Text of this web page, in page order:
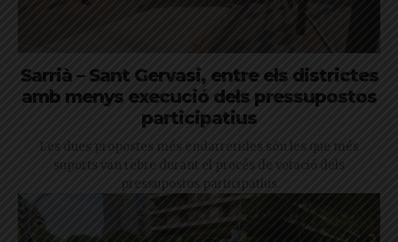
Sarrià – Sant Gervasi, entre els districtes
amb menys execució dels pressupostos
participatius
Les dues propostes més endarrerides són les que més
suports van rebre durant el procés de votació dels
pressupostos participatius